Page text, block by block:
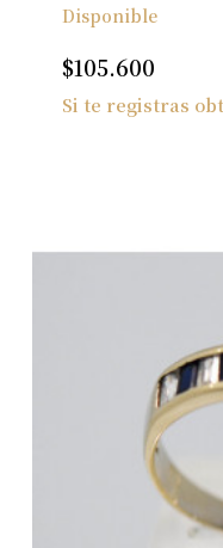
Disponible
$105.600
Si te registras